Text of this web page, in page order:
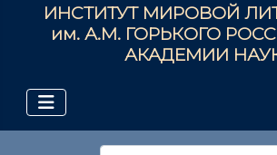
ИНСТИТУТ МИРОВОЙ
им. А.М. ГОРЬКОГО
АКАДЕМИИ